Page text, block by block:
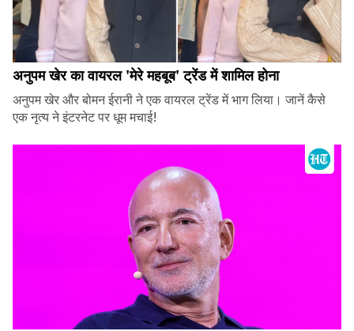
अनुपम खेर का वायरल 'मेरे महबूब' ट्रेंड में शामिल होना
अनुपम खेर और बोमन ईरानी ने एक वायरल ट्रेंड में भाग लिया। जानें कैसे
एक नृत्य ने इंटरनेट पर धूम मचाई!